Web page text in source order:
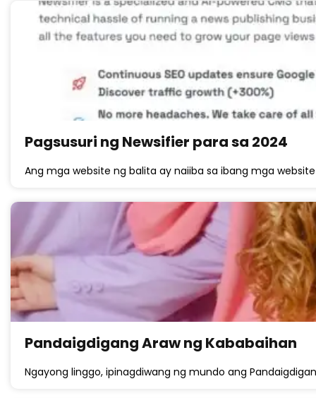
Pagsusuri ng Newsifier para sa 2024
Ang mga website ng balita ay naiiba sa ibang mga
Pandaigdigang Araw ng Kababaihan
Ngayong linggo, ipinagdiwang ng mundo ang